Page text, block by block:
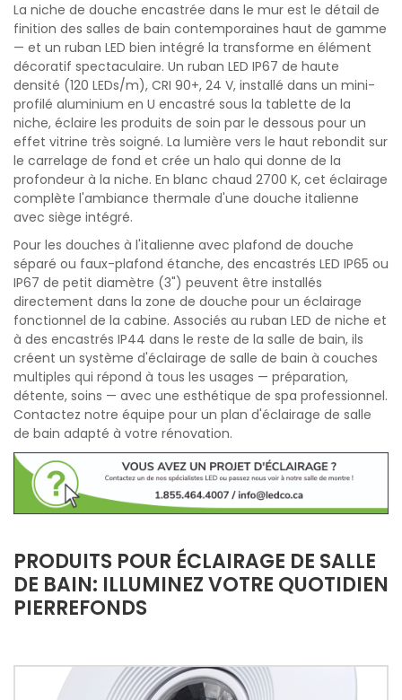
La niche de douche encastrée dans le mur est le détail de
finition des salles de bain contemporaines haut de gamme
— et un ruban LED bien intégré la transforme en élément
décoratif spectaculaire. Un ruban LED IP67 de haute
densité (120 LEDs/m), CRI 90+, 24 V, installé dans un mini-
profilé aluminium en U encastré sous la tablette de la
niche, éclaire les produits de soin par le dessous pour un
effet vitrine très soigné. La lumière vers le haut rebondit sur
le carrelage de fond et crée un halo qui donne de la
profondeur à la niche. En blanc chaud 2700 K, cet éclairage
complète l'ambiance thermale d'une douche italienne
avec siège intégré.
Pour les douches à l'italienne avec plafond de douche
séparé ou faux-plafond étanche, des encastrés LED IP65 ou
IP67 de petit diamètre (3") peuvent être installés
directement dans la zone de douche pour un éclairage
fonctionnel de la cabine. Associés au ruban LED de niche et
à des encastrés IP44 dans le reste de la salle de bain, ils
créent un système d'éclairage de salle de bain à couches
multiples qui répond à tous les usages — préparation,
détente, soins — avec une esthétique de spa professionnel.
Contactez notre équipe pour un plan d'éclairage de salle
de bain adapté à votre rénovation.
PRODUITS POUR ÉCLAIRAGE DE SALLE
DE BAIN: ILLUMINEZ VOTRE QUOTIDIEN
PIERREFONDS